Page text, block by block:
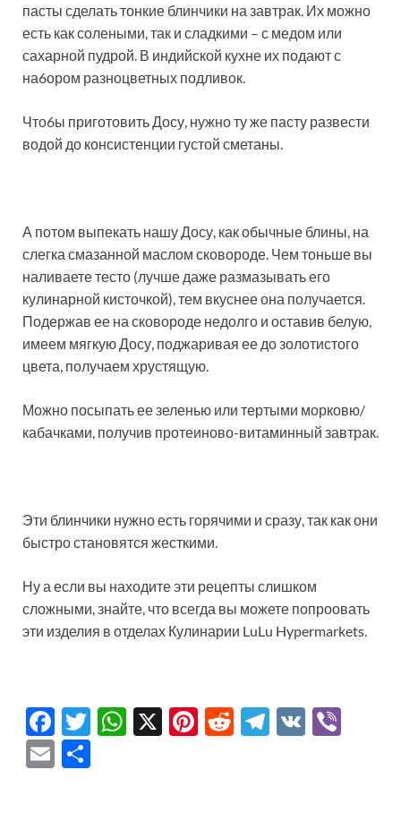
пасты сделать тонкие блинчики на завтрак. Их можно
есть как солеными, так и сладкими – с медом или
сахарной пудрой. В индийской кухне их подают с
на6ором разноцветных подливок.
Что6ы приготовить Досу, нужно ту же пасту развести
водой до консистенции густой сметаны.
А потом выпекать нашу Досу, как обычные блины, на
слегка смазанной маслом сковороде. Чем тоньше вы
наливаете тесто (лучше даже размазывать его
кулинарной кисточкой), тем вкуснее она получается.
Подержав ее на сковороде недолго и оставив белую,
имеем мягкую Досу, поджаривая ее до золотистого
цвета, получаем хрустящую.
Можно посыпать ее зеленью или тертыми морковю/
кабачками, получив протеиново-витаминный завтрак.
Эти блинчики нужно есть горячими и сразу, так как они
быстро становятся жесткими.
Ну а если вы находите эти рецепты слишком
сложными, знайте, что всегда вы можете попроовать
эти изделия в отделах Кулинарии LuLu Hypermarkets.
F
ac
e
T
W X
Pi R
T
V
E